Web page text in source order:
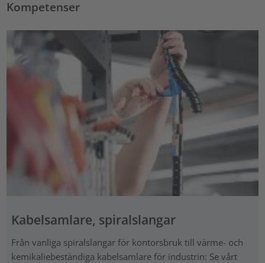
Kompetenser
Kabelsamlare, spiralslangar
Från vanliga spiralslangar för kontorsbruk till värme- och
kemikaliebeständiga kabelsamlare för industrin: Se vårt